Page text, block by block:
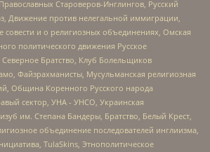
Староверов-Инглингов, Русский
Движение против нелегальной иммиграции,
совести и о религиозных объединениях, Омская
политического движения Русское
Братство, Клуб Болельщиков
Файзрахманисты, Мусульманская религиозная
Община Коренного Русского народа
сектор, УНА - УНСО, Украинская
им. Степана Бандеры, Братство, Белый Крест,
объединение последователей инглиизма,
TulaSkins, Этнополитическое